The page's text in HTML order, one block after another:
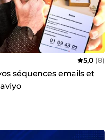
5,0 (8)
séquences emails et